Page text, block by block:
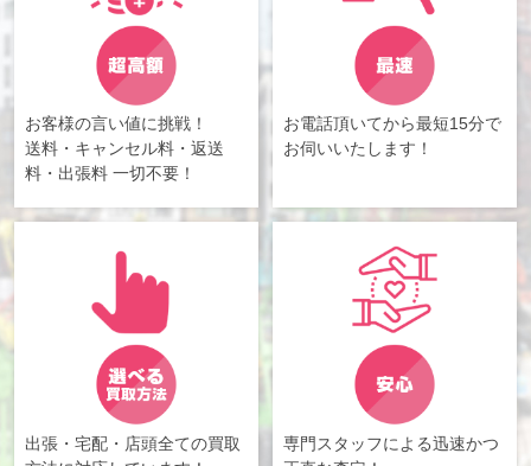
お客様の言い値に挑戦！
送料・キャンセル料・返送
料・出張料 一切不要！
お電話頂いてから最短15分で
お伺いいたします！
出張・宅配・店頭全ての買取
専門スタッフによる迅速かつ